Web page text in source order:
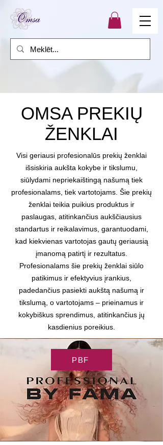
OMSA PREKIŲ
ŽENKLAI
Visi geriausi profesionalūs prekių ženklai
išsiskiria aukšta kokybe ir tikslumu,
siūlydami nepriekaištingą našumą tiek
profesionalams, tiek vartotojams. Šie prekių
ženklai teikia puikius produktus ir
paslaugas, atitinkančius aukščiausius
standartus ir reikalavimus, garantuodami,
kad kiekvienas vartotojas gautų geriausią
įmanomą patirtį ir rezultatus.
Profesionalams šie prekių ženklai siūlo
patikimus ir efektyvius įrankius,
padedančius pasiekti aukštą našumą ir
tikslumą, o vartotojams – prieinamus ir
kokybiškus sprendimus, atitinkančius jų
kasdienius poreikius.
PBF